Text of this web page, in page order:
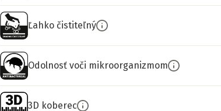
Ľahko čistiteľný
Odolnosť voči mikroorganizmom
3D koberec